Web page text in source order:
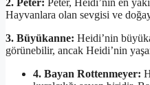
2. Peter: Peter, Heidi’nin en
Hayvanlara olan sevgisi ve
3. Büyükanne: Heidi’nin
görünebilir, ancak Heidi’nin
4. Bayan Rottenmeyer: